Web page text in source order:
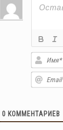
0 КОММЕНТАРИЕВ